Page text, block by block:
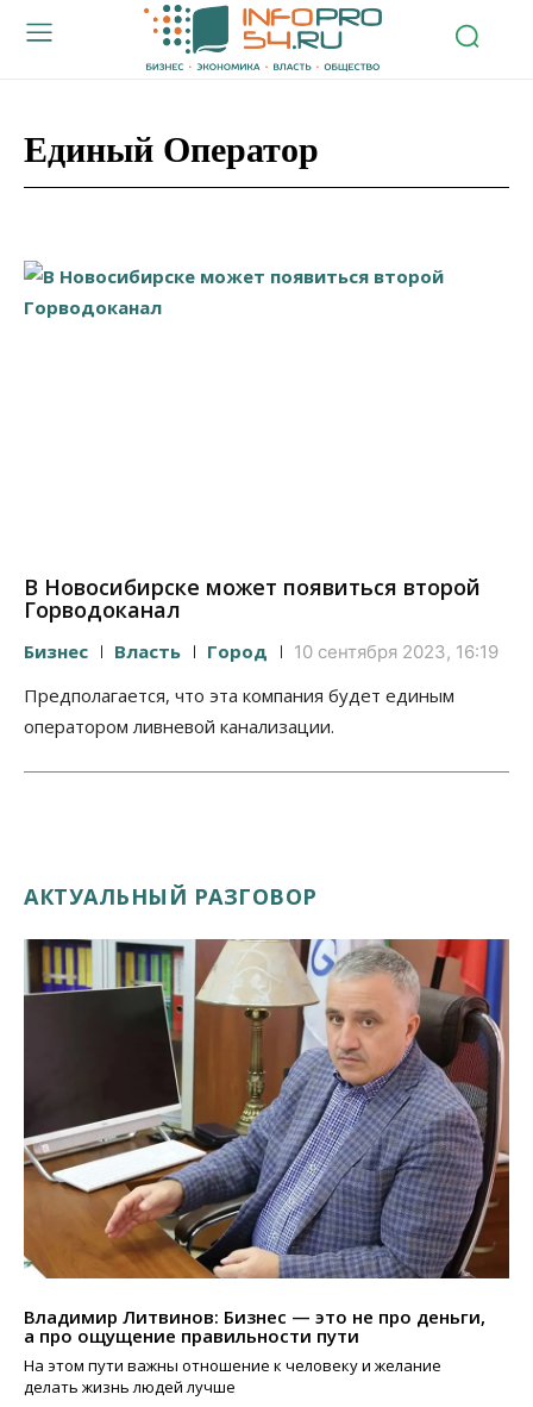
Единый Оператор
В Новосибирске может появиться второй
Горводоканал
Бизнес Власть Город 10 сентября 2023, 16:19
Предполагается, что эта компания будет единым
оператором ливневой канализации.
АКТУАЛЬНЫЙ РАЗГОВОР
Владимир Литвинов: Бизнес — это не про деньги,
а про ощущение правильности пути
На этом пути важны отношение к человеку и желание
делать жизнь людей лучше